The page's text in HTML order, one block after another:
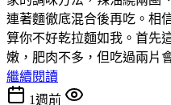
連著麵徹底混合後再吃。相
算你不好乾拉麵如我。首先
嫩，肥肉不多，但吃過兩片
繼續閱讀
1週前